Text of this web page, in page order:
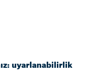
uyarlanabilirlik